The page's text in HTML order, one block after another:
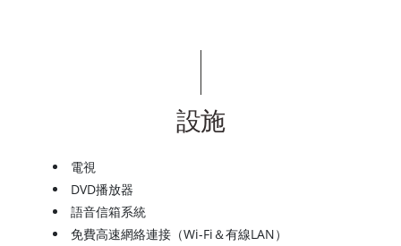
設施
電視
DVD播放器
語音信箱系統
免費高速網絡連接（Wi-Fi＆有線LAN）